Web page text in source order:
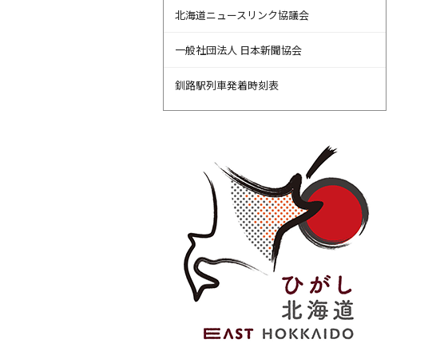
北海道ニュースリンク協議会
一般社団法人 日本新聞協会
釧路駅列車発着時刻表